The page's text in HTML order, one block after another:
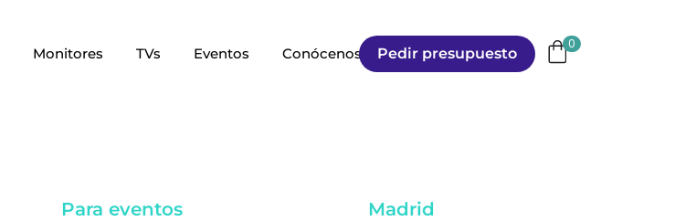
Monitores TVs Eventos Conócenos Pedir presupuesto
0
Para eventos Madrid